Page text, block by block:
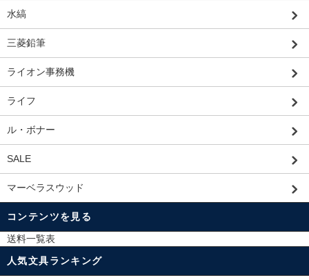
水縞
三菱鉛筆
ライオン事務機
ライフ
ル・ボナー
SALE
マーベラスウッド
コンテンツを見る
送料一覧表
人気文具ランキング